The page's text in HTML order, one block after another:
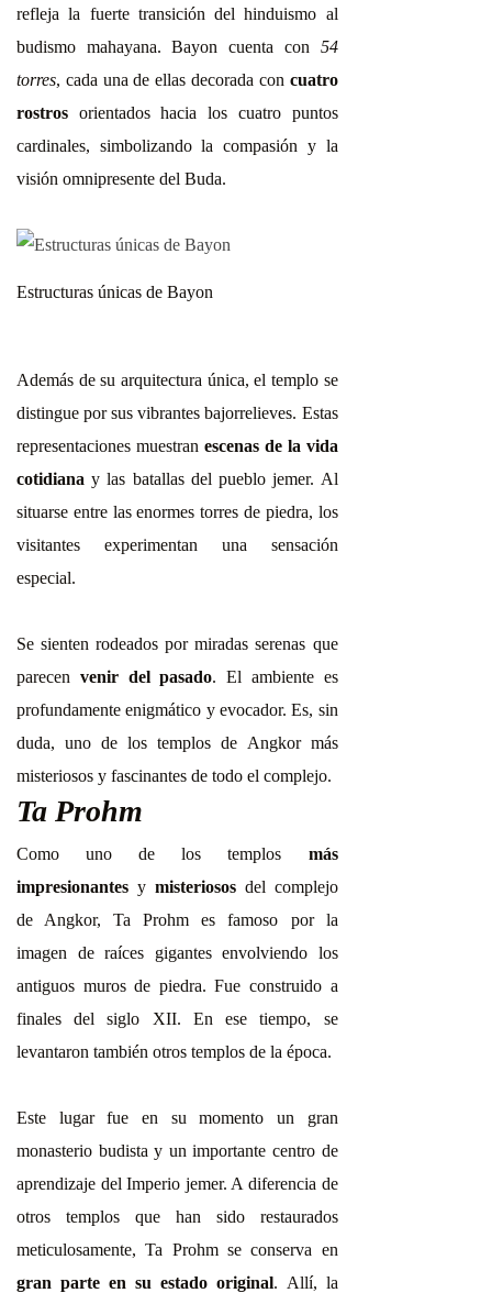
refleja la fuerte transición del hinduismo al
budismo mahayana. Bayon cuenta con 54
torres, cada una de ellas decorada con cuatro
rostros orientados hacia los cuatro puntos
cardinales, simbolizando la compasión y la
visión omnipresente del Buda.
Estructuras únicas de Bayon
Además de su arquitectura única, el templo se
distingue por sus vibrantes bajorrelieves. Estas
representaciones muestran escenas de la vida
cotidiana y las batallas del pueblo jemer. Al
situarse entre las enormes torres de piedra, los
visitantes experimentan una sensación
especial.
Se sienten rodeados por miradas serenas que
parecen venir del pasado. El ambiente es
profundamente enigmático y evocador. Es, sin
duda, uno de los templos de Angkor más
misteriosos y fascinantes de todo el complejo.
Ta Prohm
Como uno de los templos más
impresionantes ymisteriososdel complejo
de Angkor, Ta Prohm es famoso por la
imagen de raíces gigantes envolviendo los
antiguos muros de piedra. Fue construido a
finales del siglo XII. En ese tiempo, se
levantaron también otros templos de la época.
Este lugar fue en su momento un gran
monasterio budista y un importante centro de
aprendizaje del Imperio jemer. A diferencia de
otros templos que han sido restaurados
meticulosamente, Ta Prohm se conserva en
gran parte en su estado original. Allí, la